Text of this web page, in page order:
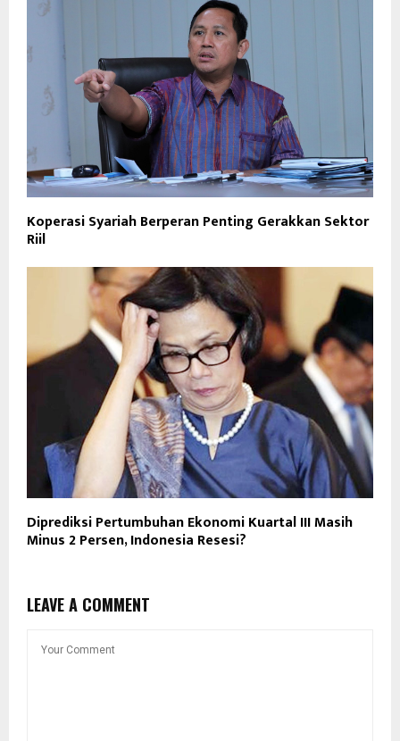
Koperasi Syariah Berperan Penting Gerakkan Sektor
Riil
Diprediksi Pertumbuhan Ekonomi Kuartal III Masih
Minus 2 Persen, Indonesia Resesi?
LEAVE A COMMENT